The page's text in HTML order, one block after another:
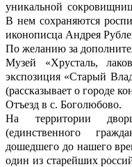
уникальной
В нем сохраняются
иконописца Андрея
По желанию за
Музей «Хрусталь,
экспозиция «Старый
(рассказывает о городе
Отъезд в с. Боголюбово.
На территории
(единственного
дошедшего до нашего
один из старейших